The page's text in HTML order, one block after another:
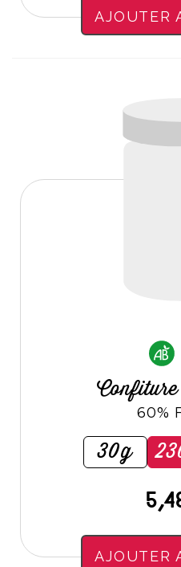
AJOUTER
Confiture
60%
30g
AJOUTER